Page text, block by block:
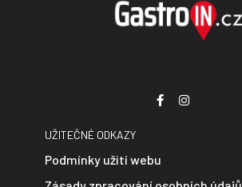
UŽITEČNÉ ODKAZY
Podmínky užití webu